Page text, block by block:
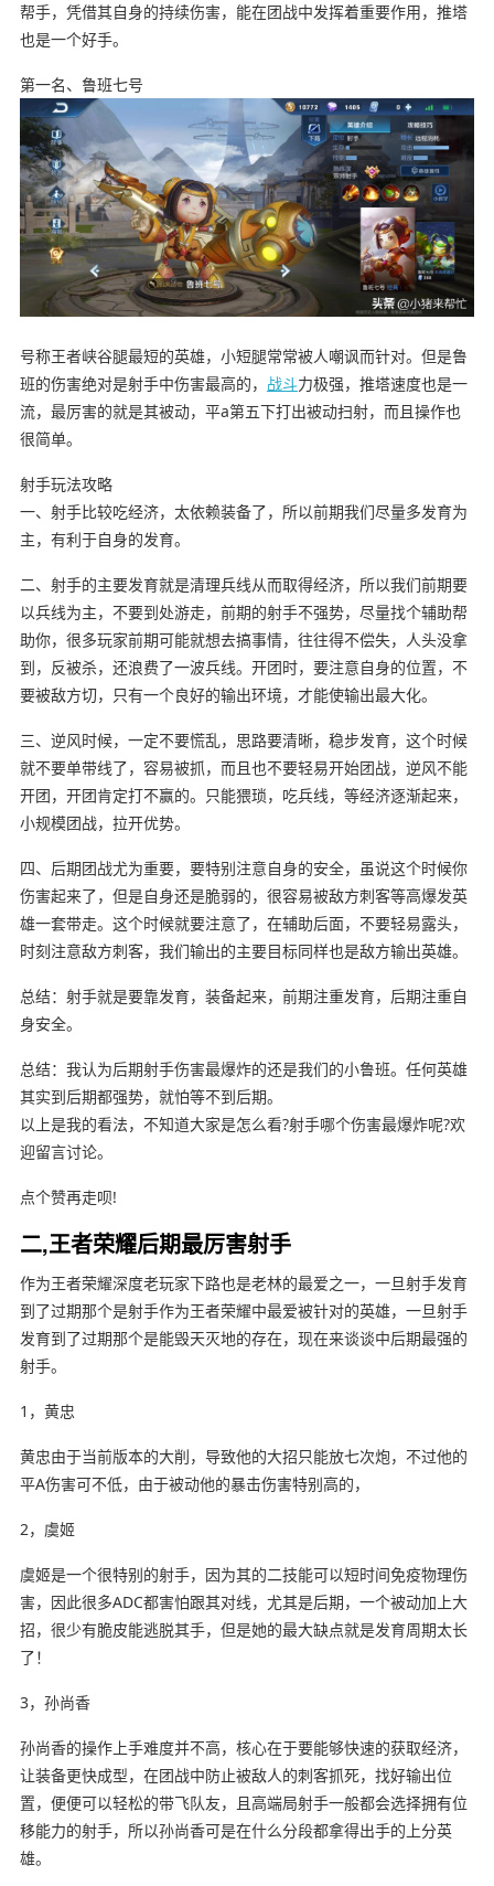
帮手，凭借其自身的持续伤害，能在团战中发挥着重要作用，推塔
也是一个好手。
第一名、鲁班七号
号称王者峡谷腿最短的英雄，小短腿常常被人嘲讽而针对。但是鲁
班的伤害绝对是射手中伤害最高的， 战斗力极强，推塔速度也是一
流，最厉害的就是其被动，平a第五下打出被动扫射，而且操作也
很简单。
射手玩法攻略
一、射手比较吃经济，太依赖装备了，所以前期我们尽量多发育为
主，有利于自身的发育。
二、射手的主要发育就是清理兵线从而取得经济，所以我们前期要
以兵线为主，不要到处游走，前期的射手不强势，尽量找个辅助帮
助你，很多玩家前期可能就想去搞事情，往往得不偿失，人头没拿
到，反被杀，还浪费了一波兵线。开团时，要注意自身的位置，不
要被敌方切，只有一个良好的输出环境，才能使输出最大化。
三、逆风时候，一定不要慌乱，思路要清晰，稳步发育，这个时候
就不要单带线了，容易被抓，而且也不要轻易开始团战，逆风不能
开团，开团肯定打不赢的。只能猥琐，吃兵线，等经济逐渐起来，
小规模团战，拉开优势。
四、后期团战尤为重要，要特别注意自身的安全，虽说这个时候你
伤害起来了，但是自身还是脆弱的，很容易被敌方刺客等高爆发英
雄一套带走。这个时候就要注意了，在辅助后面，不要轻易露头，
时刻注意敌方刺客，我们输出的主要目标同样也是敌方输出英雄。
总结：射手就是要靠发育，装备起来，前期注重发育，后期注重自
身安全。
总结：我认为后期射手伤害最爆炸的还是我们的小鲁班。任何英雄
其实到后期都强势，就怕等不到后期。
以上是我的看法，不知道大家是怎么看?射手哪个伤害最爆炸呢?欢
迎留言讨论。
点个赞再走呗!
二,王者荣耀后期最厉害射手
作为王者荣耀深度老玩家下路也是老林的最爱之一，一旦射手发育
到了过期那个是射手作为王者荣耀中最爱被针对的英雄，一旦射手
发育到了过期那个是能毁天灭地的存在，现在来谈谈中后期最强的
射手。
1，黄忠
黄忠由于当前版本的大削，导致他的大招只能放七次炮，不过他的
平A伤害可不低，由于被动他的暴击伤害特别高的，
2，虞姬
虞姬是一个很特别的射手，因为其的二技能可以短时间免疫物理伤
害，因此很多ADC都害怕跟其对线，尤其是后期，一个被动加上大
招，很少有脆皮能逃脱其手，但是她的最大缺点就是发育周期太长
了！
3，孙尚香
孙尚香的操作上手难度并不高，核心在于要能够快速的获取经济，
让装备更快成型，在团战中防止被敌人的刺客抓死，找好输出位
置，便便可以轻松的带飞队友，且高端局射手一般都会选择拥有位
移能力的射手，所以孙尚香可是在什么分段都拿得出手的上分英
雄。